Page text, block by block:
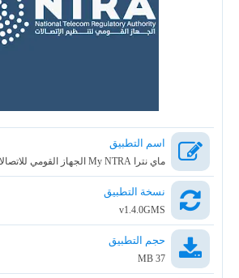
اسم التطبيق
ماي نترا My NTRA الجهاز القومي للاتصالات
نسخة التطبيق
v1.4.0GMS
حجم التطبيق
37 MB